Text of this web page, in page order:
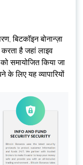
बिटकॉइन बोनान्ज़ा
करता है जहां लाइव
समायोजित किया जा
लिए यह व्यापारियों